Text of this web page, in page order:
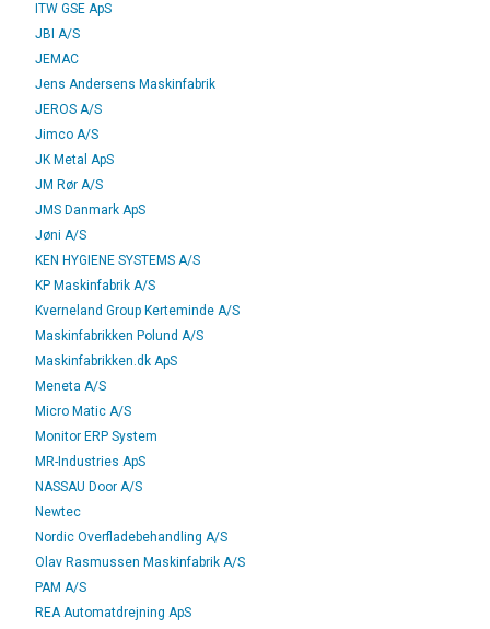
ITW GSE ApS
JBI A/S
JEMAC
Jens Andersens Maskinfabrik
JEROS A/S
Jimco A/S
JK Metal ApS
JM Rør A/S
JMS Danmark ApS
Jøni A/S
KEN HYGIENE SYSTEMS A/S
KP Maskinfabrik A/S
Kverneland Group Kerteminde A/S
Maskinfabrikken Polund A/S
Maskinfabrikken.dk ApS
Meneta A/S
Micro Matic A/S
Monitor ERP System
MR-Industries ApS
NASSAU Door A/S
Newtec
Nordic Overfladebehandling A/S
Olav Rasmussen Maskinfabrik A/S
PAM A/S
REA Automatdrejning ApS